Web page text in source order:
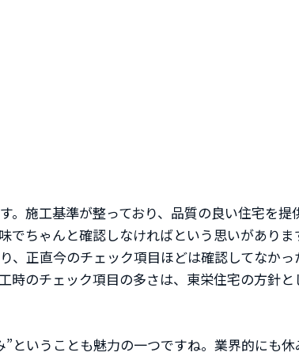
。施工基準が整っており、品質の良い住宅を
でちゃんと確認しなければという思いがあり
、正直今のチェック項目ほどは確認してなか
時のチェック項目の多さは、東栄住宅の方針
ということも魅力の一つですね。業界的にも